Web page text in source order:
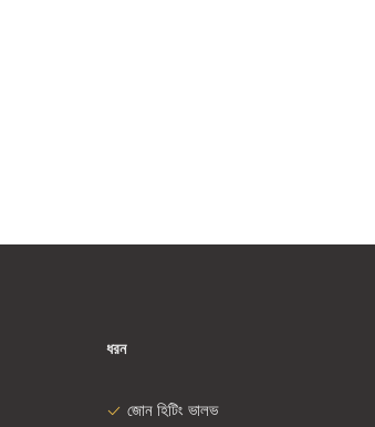
ধরন
জোন হিটিং ভালভ